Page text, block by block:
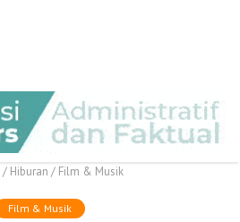
/ Hiburan / Film & Musik
Film & Musik